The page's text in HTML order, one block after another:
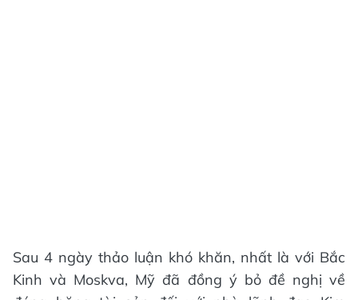
Sau 4 ngày thảo luận khó khăn, nhất là với Bắc
Kinh và Moskva, Mỹ đã đồng ý bỏ đề nghị về